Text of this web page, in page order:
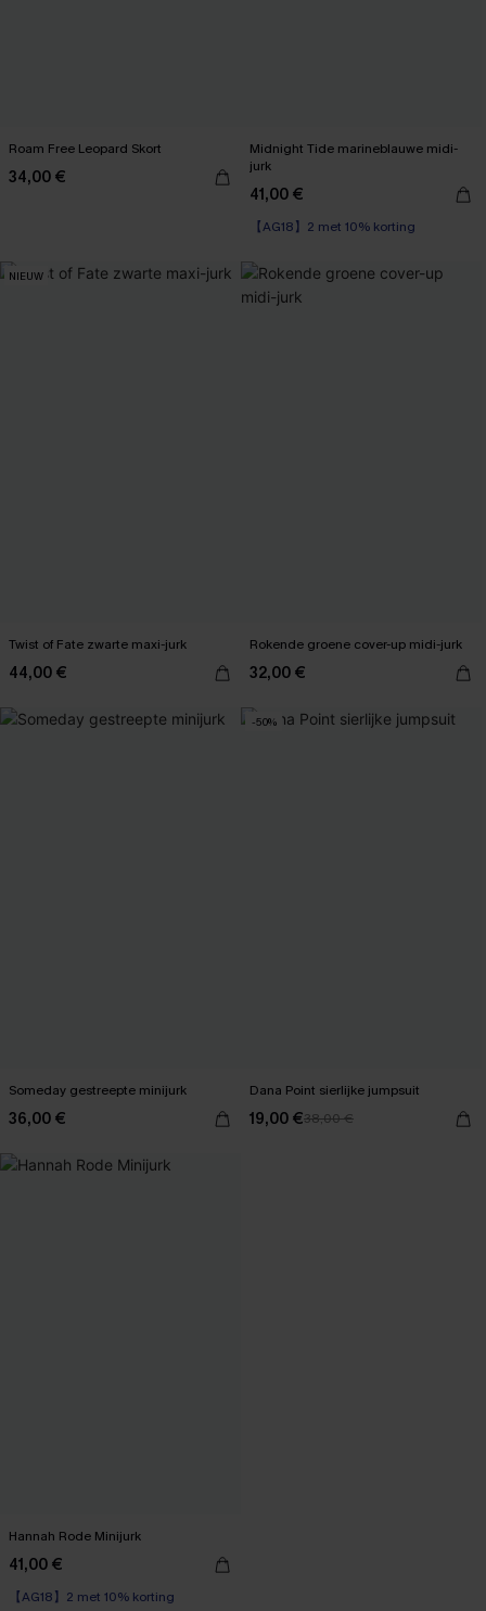
Roam Free Leopard Skort
34,00 €
Midnight Tide marineblauwe midi-
jurk
41,00 €
【AG18】2 met 10% korting
NIEUW
Twist of Fate zwarte maxi-jurk
44,00 €
Rokende groene cover-up midi-jurk
32,00 €
Someday gestreepte minijurk
36,00 €
-50%
Dana Point sierlijke jumpsuit
19,00 €38,00 €
Hannah Rode Minijurk
41,00 €
【AG18】2 met 10% korting